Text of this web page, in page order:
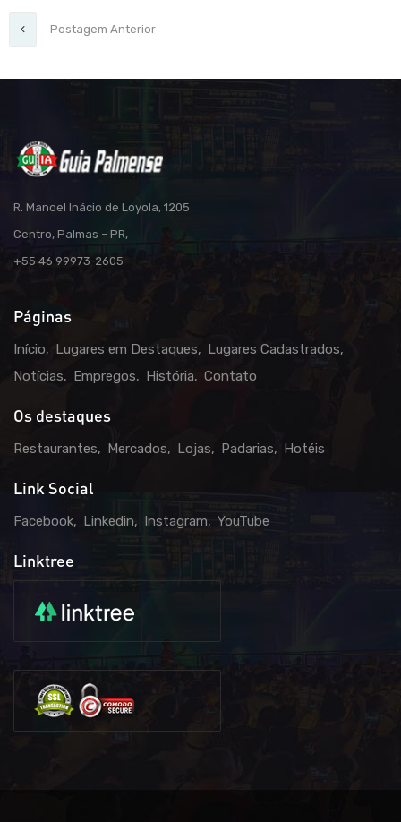
Postagem Anterior
R. Manoel Inácio de Loyola, 1205
Centro, Palmas – PR,
+55 46 99973-2605
Páginas
Início Lugares em Destaques
Lugares Cadastrados
Notícias
Empregos História Contato
Os destaques
Restaurantes Mercados Lojas Padarias Hotéis
Link Social
Facebook Linkedin Instagram YouTube
Linktree